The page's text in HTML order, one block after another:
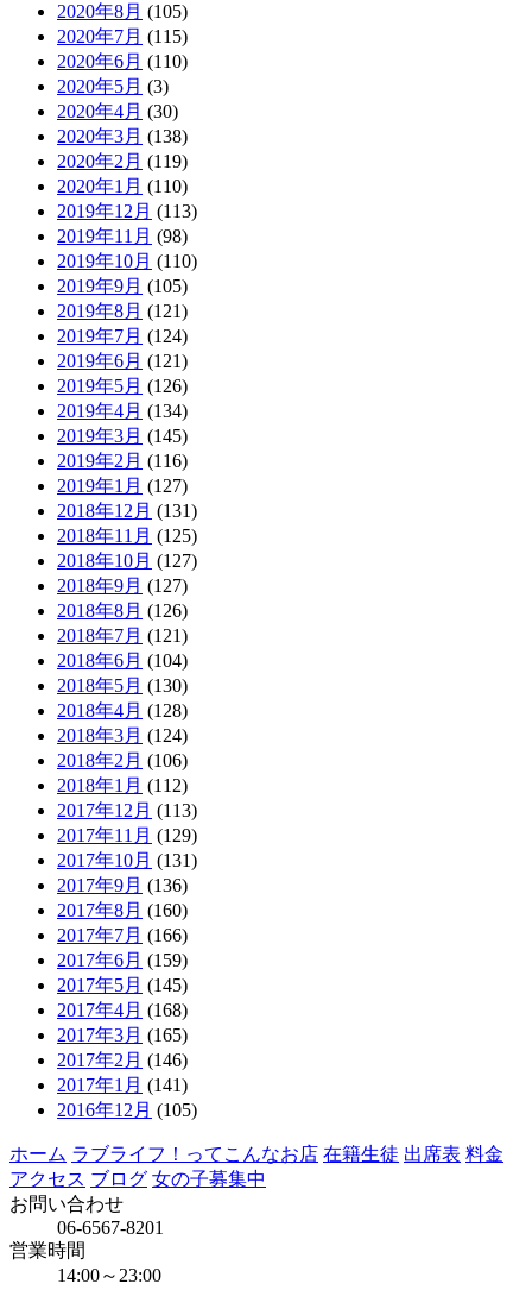
2020年8月 (105)
2020年7月 (115)
2020年6月 (110)
2020年5月 (3)
2020年4月 (30)
2020年3月 (138)
2020年2月 (119)
2020年1月 (110)
2019年12月 (113)
2019年11月 (98)
2019年10月 (110)
2019年9月 (105)
2019年8月 (121)
2019年7月 (124)
2019年6月 (121)
2019年5月 (126)
2019年4月 (134)
2019年3月 (145)
2019年2月 (116)
2019年1月 (127)
2018年12月 (131)
2018年11月 (125)
2018年10月 (127)
2018年9月 (127)
2018年8月 (126)
2018年7月 (121)
2018年6月 (104)
2018年5月 (130)
2018年4月 (128)
2018年3月 (124)
2018年2月 (106)
2018年1月 (112)
2017年12月 (113)
2017年11月 (129)
2017年10月 (131)
2017年9月 (136)
2017年8月 (160)
2017年7月 (166)
2017年6月 (159)
2017年5月 (145)
2017年4月 (168)
2017年3月 (165)
2017年2月 (146)
2017年1月 (141)
2016年12月 (105)
ホーム ラブライフ！ってこんなお店 在籍生徒 出席表 料金
アクセス ブログ 女の子募集中
お問い合わせ
06-6567-8201
営業時間
14:00～23:00